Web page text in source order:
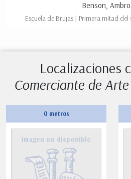
Benson,
Escuela de Brujas | Primera mitad
Localizaciones
Comerciante de
0 metros
Imagen no disponible